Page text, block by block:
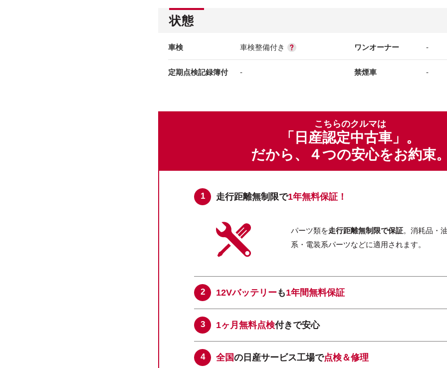
状態
車検 車検整備付き ワンオーナー -
定期点検記録簿付 - 禁煙車 -
こちらのクルマは
「日産認定中古車」。
だから、４つの安心をお約束
走行距離無制限で1年無料保証！
パーツ類を走行距離無制限で保証。消耗品・
系・電装系パーツなどに適用されます。
12Vバッテリーも1年間無料保証
1ヶ月無料点検付きで安心
全国の日産サービス工場で点検＆修理